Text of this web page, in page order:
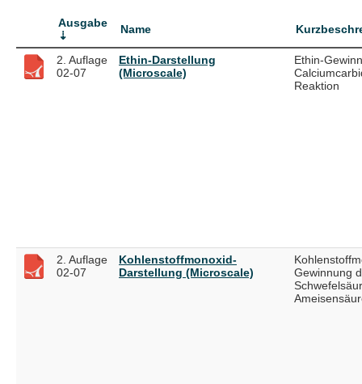
Ausgabe Name
2. Auflage
02-07
Ethin-Darstellung
(Microscale)
Ethin-
Reaktion
2. Auflage
02-07
Kohlenstoffmonoxid-
Darstellung (Microscale)
Gewinnung